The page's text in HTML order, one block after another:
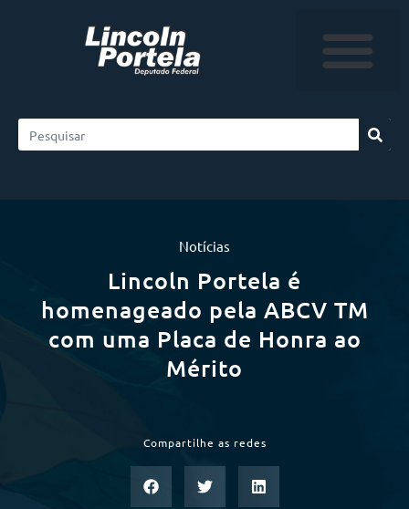
Notícias
Lincoln Portela é
homenageado pela ABCV TM
com uma Placa de Honra ao
Mérito
Compartilhe as redes